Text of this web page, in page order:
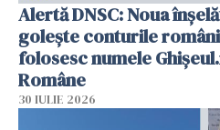
Alertă DNSC: Noua
golește conturile
folosesc numele
Române
30 IULIE 2026